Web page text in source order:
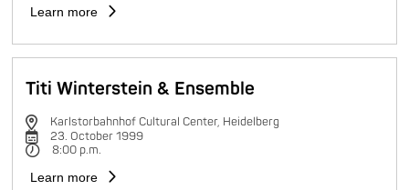
Learn more
Titi Winterstein & Ensemble
Karlstorbahnhof Cultural Center, Heidelberg
23. October 1999
8:00 p.m.
Learn more